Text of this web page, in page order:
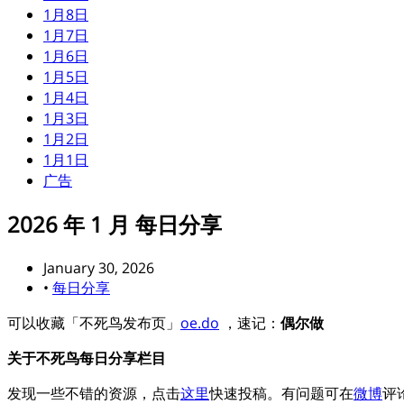
1月8日
1月7日
1月6日
1月5日
1月4日
1月3日
1月2日
1月1日
广告
2026 年 1 月 每日分享
January 30, 2026
• 每日分享
可以收藏「不死鸟发布页」 oe.do ，速记： 偶尔做
关于不死鸟每日分享栏目
发现一些不错的资源，点击这里快速投稿。有问题可在微博评